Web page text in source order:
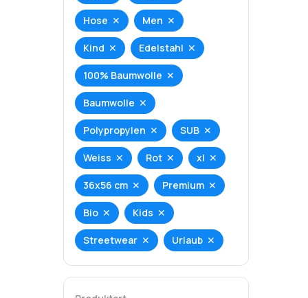
Hose Men
Kind Edelstahl
100% Baumwolle
Baumwolle
Polypropylen SUB
Weiss Rot xl
36x56 cm Premium
Bio Kids
Streetwear Urlaub